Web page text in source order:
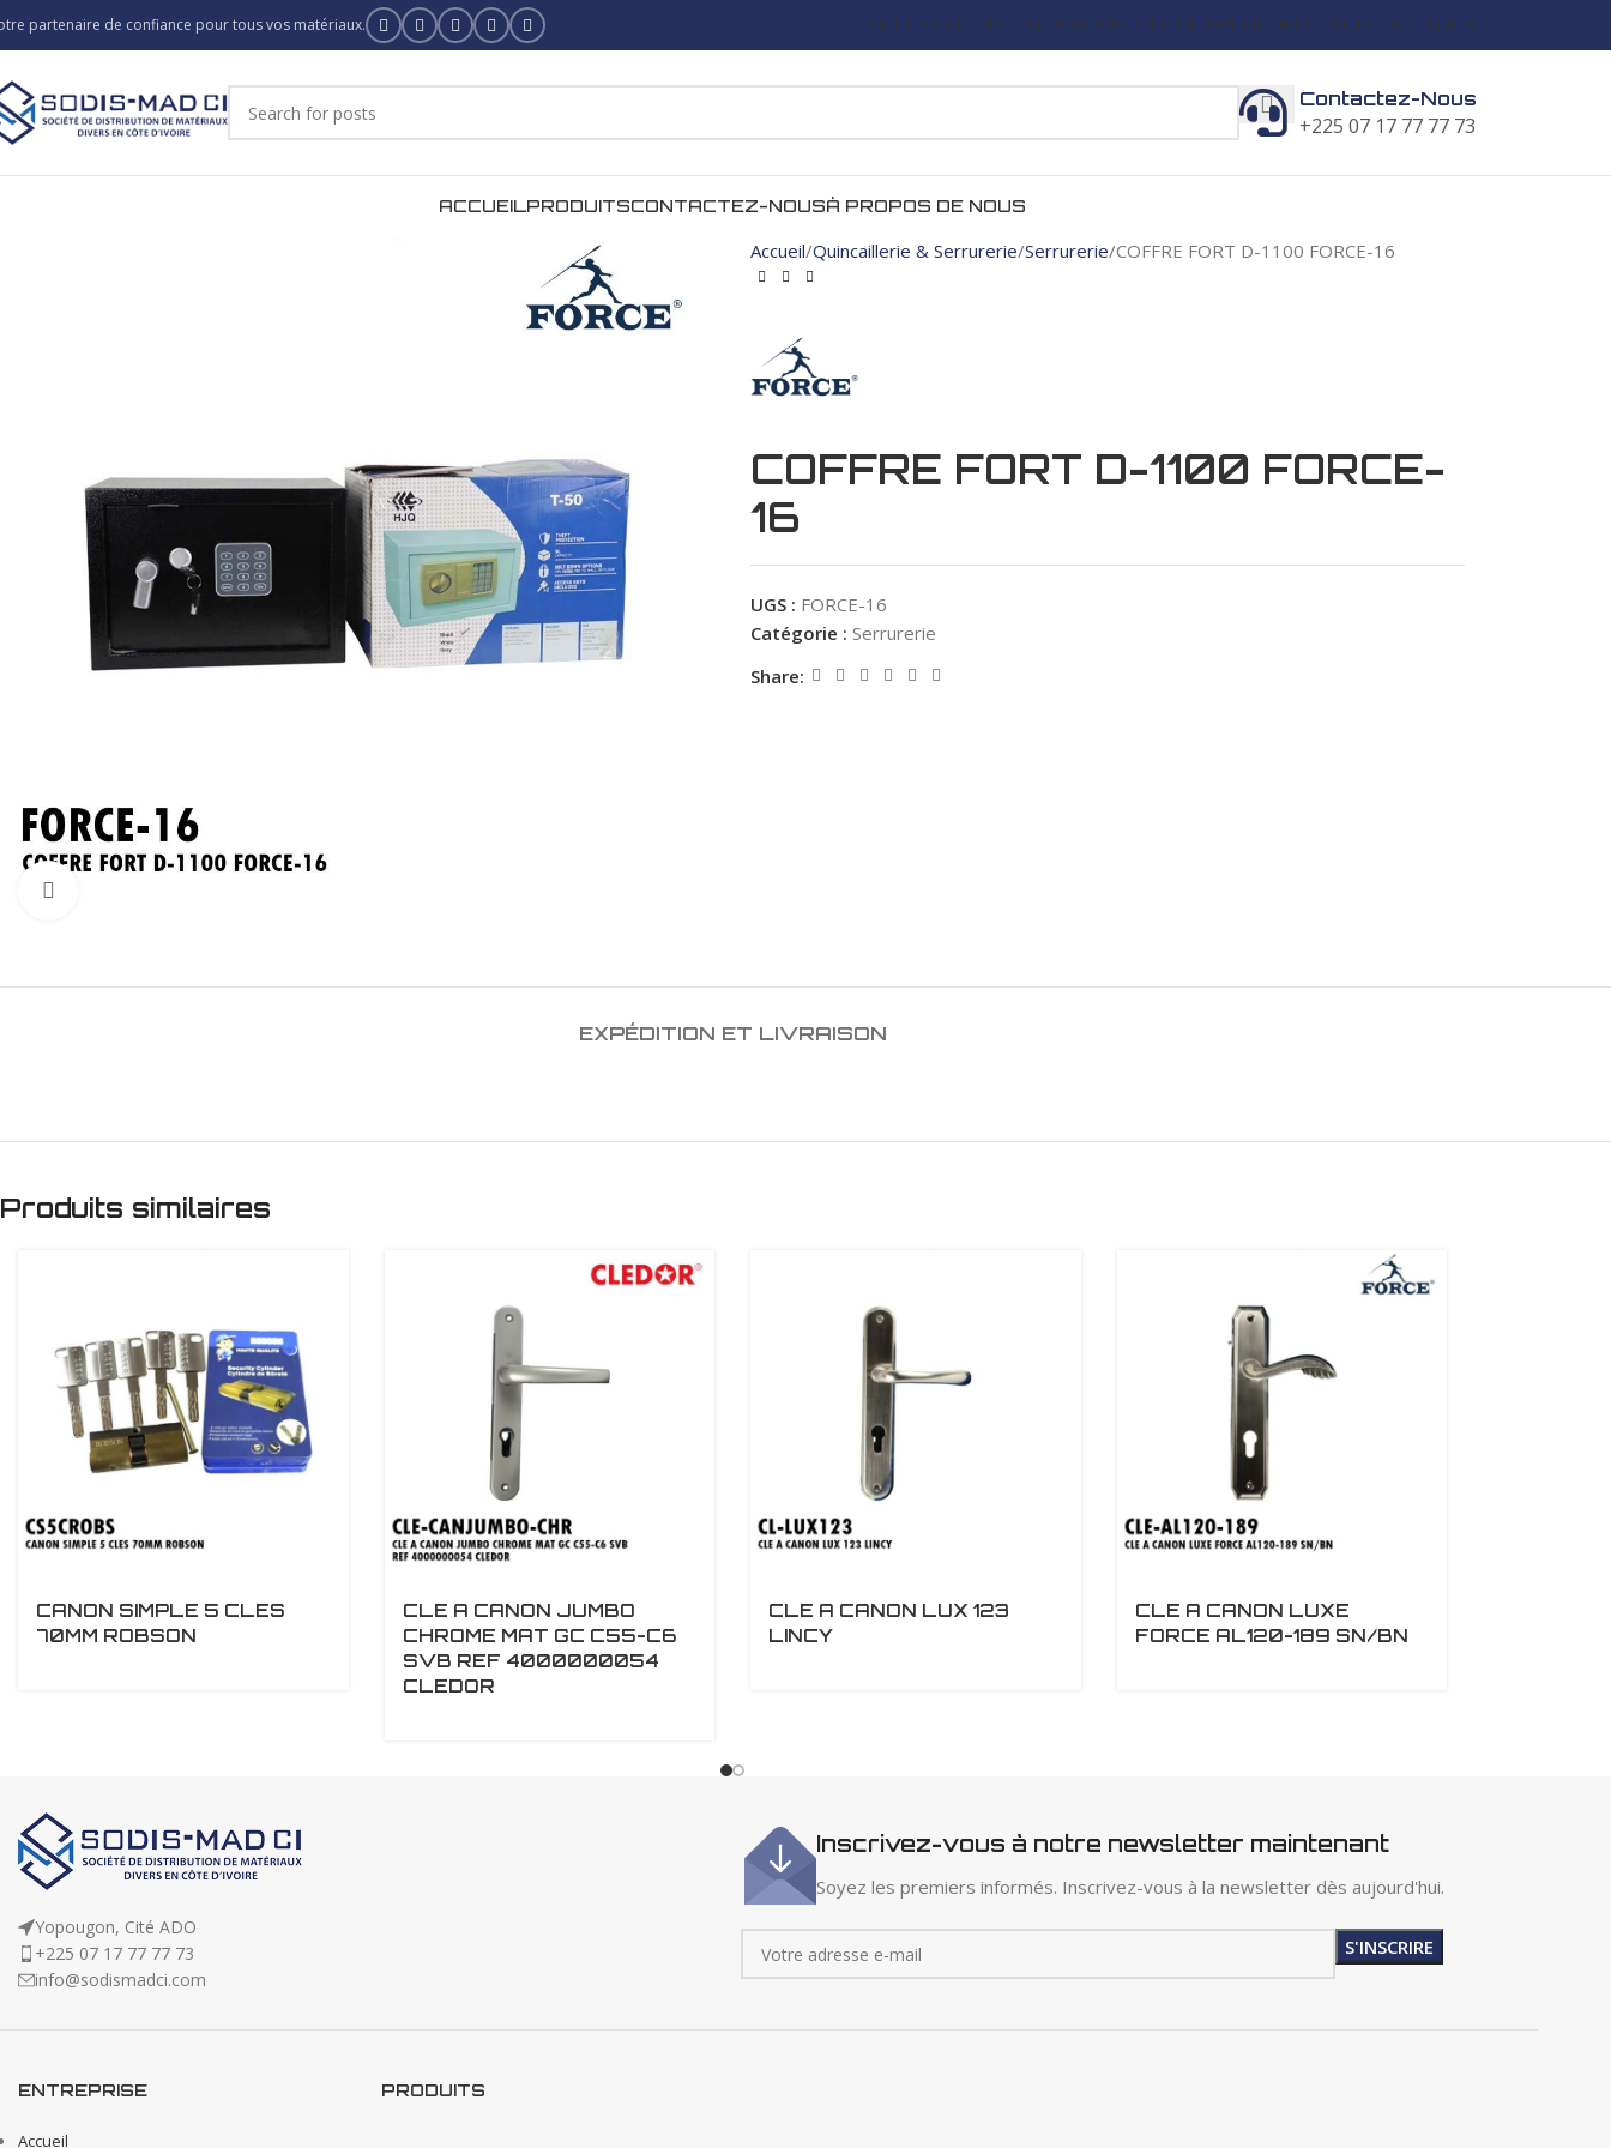
partenaire de confiance pour tous vos matériaux. ACCUEILÀ PROPOS DE NOUSPRODUITSBLOGUERCONTACTEZ-NOUS
Contactez-Nous
+225 07 17 77 77 73
ACCUEILPRODUITSCONTACTEZ-NOUSÀ PROPOS DE NOUS
Accueil Quincaillerie & Serrurerie Serrurerie COFFRE FORT D-1100 FORCE-16
COFFRE FORT D-1100 FORCE-
16
UGS : FORCE-16
Catégorie : Serrurerie
Share:
EXPÉDITION ET LIVRAISON
Produits similaires
CANON SIMPLE 5 CLES
70MM ROBSON
CLE A CANON JUMBO
CHROME MAT GC C55-C6
SVB REF 4000000054
CLEDOR
CLE A CANON LUX 123
LINCY
CLE A CANON LUXE
FORCE AL120-189 SN/BN
Yopougon, Cité ADO
+225 07 17 77 77 73
info@sodismadci.com
Inscrivez-vous à notre newsletter maintenant
Soyez les premiers informés. Inscrivez-vous à la newsletter dès aujourd'hui.
ENTREPRISE
Accueil
PRODUITS